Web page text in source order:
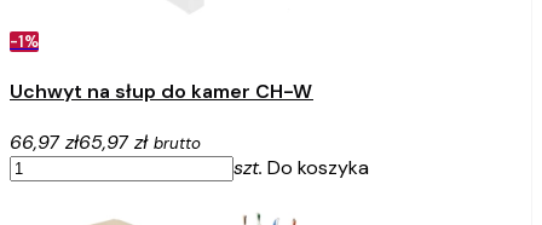
-1%
Uchwyt na słup do kamer CH-W
66,97 zł65,97 zł brutto
szt. Do koszyka